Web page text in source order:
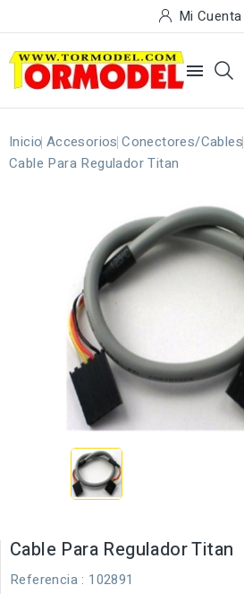
Mi Cuenta

Inicio Accesorios Conectores/Cables
Cable Para Regulador Titan
Cable Para Regulador Titan
Referencia : 102891